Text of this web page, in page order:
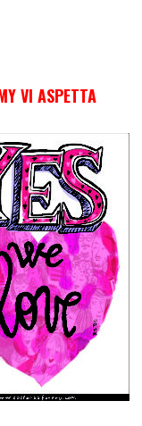
VI ASPETTA